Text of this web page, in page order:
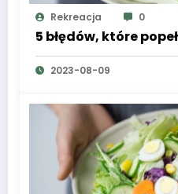
Rekreacja 0
5 błędów, które
2023-08-09